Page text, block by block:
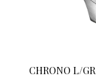
CHRONO L/